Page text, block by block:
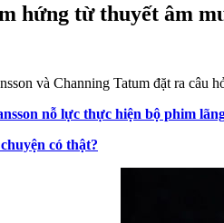
hứng từ thuyết âm
và Channing Tatum đặt ra câu
nỗ lực thực hiện bộ phim
có thật?